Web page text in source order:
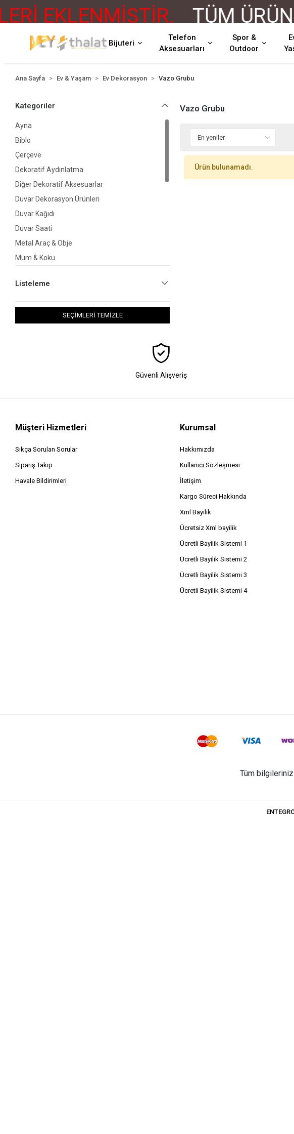
EKLENMİŞTİR. TÜM
Bijuteri
Telefon
Aksesuarları
Spor &
Outdoor
Ana Sayfa Ev & Yaşam Ev Dekorasyon Vazo Grubu
Kategoriler
Ayna
Biblo
Çerçeve
Dekoratif Aydınlatma
Diğer Dekoratif Aksesuarlar
Duvar Dekorasyon Ürünleri
Duvar Kağıdı
Duvar Saati
Metal Araç & Obje
Mum & Koku
Müzik Kutusu
Saatler
Listeleme
SEÇİMLERİ TEMİZLE
Vazo Grubu
Ürün bulunamadı.
Güvenli Alışveriş
Müşteri Hizmetleri
Sıkça Sorulan Sorular
Sipariş Takip
Havale Bildirimleri
Kurumsal
Hakkımızda
Kullanıcı Sözleşmesi
İletişim
Kargo Süreci Hakkında
Xml Bayilik
Ücretsiz Xml bayilik
Ücretli Bayilik Sistemi 1
Ücretli Bayilik Sistemi 2
Ücretli Bayilik Sistemi 3
Ücretli Bayilik Sistemi 4
Tüm